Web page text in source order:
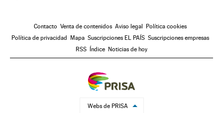
Contacto Venta de contenidos Aviso legal
Política cookies
Política de privacidad
Mapa Suscripciones EL PAÍS Suscripciones empresas
RSS
Índice Noticias de hoy
Webs de PRISA